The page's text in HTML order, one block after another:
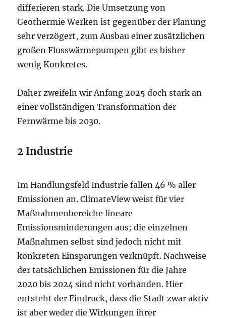
differieren stark. Die Umsetzung von
Geothermie Werken ist gegenüber der Planung
sehr verzögert, zum Ausbau einer zusätzlichen
großen Flusswärmepumpen gibt es bisher
wenig Konkretes.
Daher zweifeln wir Anfang 2025 doch stark an
einer vollständigen Transformation der
Fernwärme bis 2030.
2 Industrie
Im Handlungsfeld Industrie fallen 46 % aller
Emissionen an. ClimateView weist für vier
Maßnahmenbereiche lineare
Emissionsminderungen aus; die einzelnen
Maßnahmen selbst sind jedoch nicht mit
konkreten Einsparungen verknüpft. Nachweise
der tatsächlichen Emissionen für die Jahre
2020 bis 2024 sind nicht vorhanden. Hier
entsteht der Eindruck, dass die Stadt zwar aktiv
ist aber weder die Wirkungen ihrer